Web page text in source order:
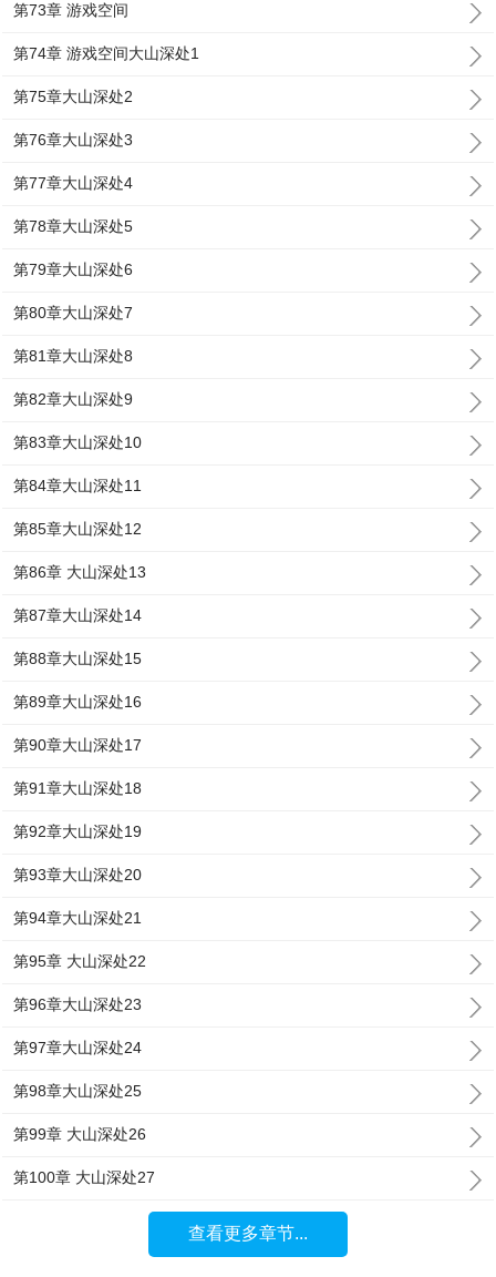
第73章 游戏空间
第74章 游戏空间大山深处1
第75章大山深处2
第76章大山深处3
第77章大山深处4
第78章大山深处5
第79章大山深处6
第80章大山深处7
第81章大山深处8
第82章大山深处9
第83章大山深处10
第84章大山深处11
第85章大山深处12
第86章 大山深处13
第87章大山深处14
第88章大山深处15
第89章大山深处16
第90章大山深处17
第91章大山深处18
第92章大山深处19
第93章大山深处20
第94章大山深处21
第95章 大山深处22
第96章大山深处23
第97章大山深处24
第98章大山深处25
第99章 大山深处26
第100章 大山深处27
查看更多章节...